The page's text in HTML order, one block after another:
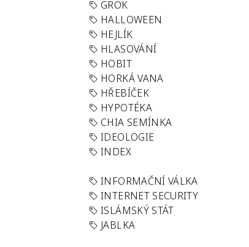
GROK
HALLOWEEN
HEJLÍK
HLASOVÁNÍ
HOBIT
HORKÁ VANA
HŘEBÍČEK
HYPOTÉKA
CHIA SEMÍNKA
IDEOLOGIE
INDEX
INFORMAČNÍ VÁLKA
INTERNET SECURITY
ISLÁMSKÝ STÁT
JABLKA